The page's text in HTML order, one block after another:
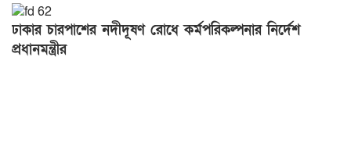
ঢাকার চারপাশের নদীদূষণ রোধে কর্মপরিকল্পনার নির্দেশ
প্রধানমন্ত্রীর